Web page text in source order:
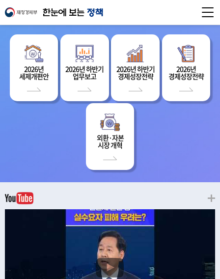
2026년
세제개편안
2026년 하반기
업무보고
2026년 하반기
경제성장전략
2026년
경제성장전략
외환·자본
시장 개혁